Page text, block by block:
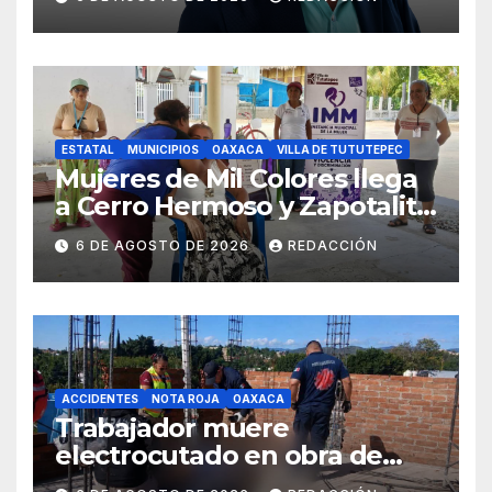
Ayotzinapa
ESTATAL MUNICIPIOS OAXACA VILLA DE TUTUTEPEC
Mujeres de Mil Colores llega
a Cerro Hermoso y Zapotalito
para fortalecer redes de
apoyo y prevenir violencias
6 DE AGOSTO DE 2026 REDACCIÓN
ACCIDENTES NOTA ROJA OAXACA
Trabajador muere
electrocutado en obra de
Soledad Etla; dos jóvenes